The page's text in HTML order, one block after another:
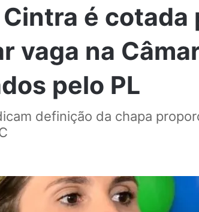
é cotada
vaga na
pelo PL
definição da chapa